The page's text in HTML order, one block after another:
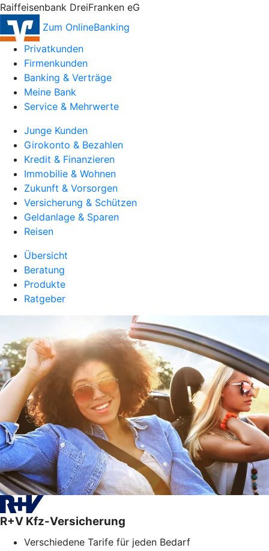
Raiffeisenbank DreiFranken eG
Zum OnlineBanking
Privatkunden
Firmenkunden
Banking & Verträge
Meine Bank
Service & Mehrwerte
Junge Kunden
Girokonto & Bezahlen
Kredit & Finanzieren
Immobilie & Wohnen
Zukunft & Vorsorgen
Versicherung & Schützen
Geldanlage & Sparen
Reisen
Übersicht
Beratung
Produkte
Ratgeber
R+V Kfz-Versicherung
Verschiedene Tarife für jeden Bedarf